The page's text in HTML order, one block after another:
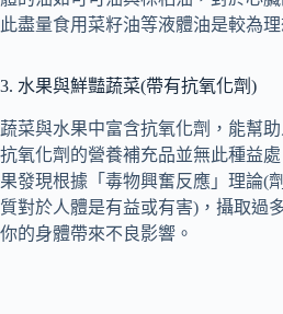
此盡量食用菜籽油等液體油是較為理
3. 水果與鮮豔蔬菜(帶有抗氧化劑)
蔬菜與水果中富含抗氧化劑，能幫
抗氧化劑的營養補充品並無此種益
果發現根據「毒物興奮反應」理論(
質對於人體是有益或有害)，攝取過
你的身體帶來不良影響。